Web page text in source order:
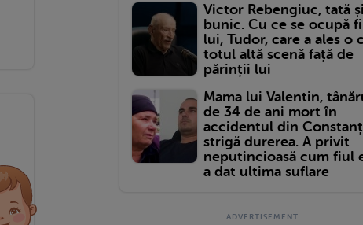
Victor Rebengiuc, tată și
bunic. Cu ce se ocupă
lui, Tudor, care a ales o
totul altă scenă față de
părinții lui
Mama lui Valentin,
de 34 de ani mort în
accidentul din
strigă durerea. A privit
neputincioasă cum fiul
a dat ultima suflare